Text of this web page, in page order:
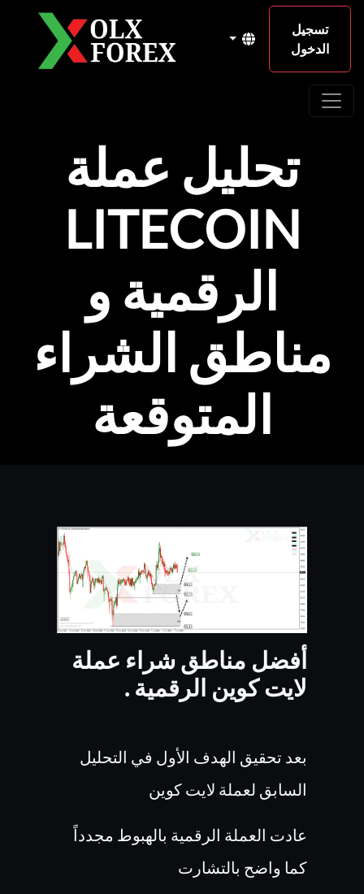
تسجيل
الدخول
تحليل عملة
LITECOIN
الرقمية و
مناطق الشراء
المتوقعة
أفضل مناطق شراء عملة
لايت كوين الرقمية .
بعد تحقيق الهدف الأول في التحليل
السابق لعملة لايت كوين
عادت العملة الرقمية بالهبوط مجدداً
كما واضح بالتشارت